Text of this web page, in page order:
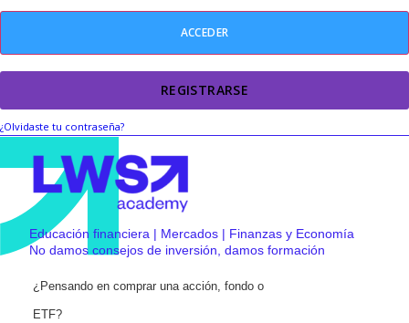
REGISTRARSE
¿Olvidaste tu contraseña?
Educación financiera | Mercados | Finanzas y Economía
No damos consejos de inversión, damos formación
¿Pensando en comprar una acción, fondo o
ETF?